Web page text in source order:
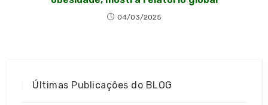
04/03/2025
Últimas Publicações do BLOG